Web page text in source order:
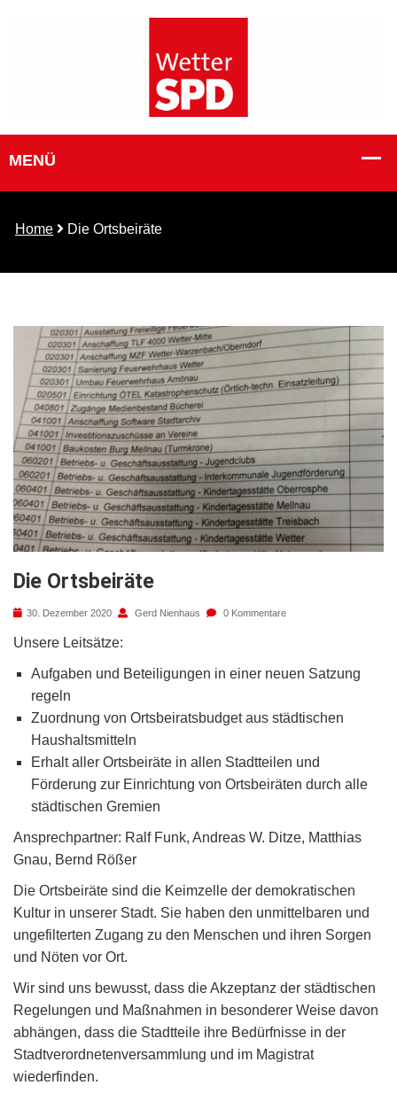
Home Die Ortsbeiräte
Die Ortsbeiräte
30. Dezember 2020 Gerd Nienhaus 0 Kommentare
Unsere Leitsätze:
Aufgaben und Beteiligungen in einer neuen Satzung
regeln
Zuordnung von Ortsbeiratsbudget aus städtischen
Haushaltsmitteln
Erhalt aller Ortsbeiräte in allen Stadtteilen und
Förderung zur Einrichtung von Ortsbeiräten durch alle
städtischen Gremien
Ansprechpartner: Ralf Funk, Andreas W. Ditze, Matthias
Gnau, Bernd Rößer
Die Ortsbeiräte sind die Keimzelle der demokratischen
Kultur in unserer Stadt. Sie haben den unmittelbaren und
ungefilterten Zugang zu den Menschen und ihren Sorgen
und Nöten vor Ort.
Wir sind uns bewusst, dass die Akzeptanz der städtischen
Regelungen und Maßnahmen in besonderer Weise davon
abhängen, dass die Stadtteile ihre Bedürfnisse in der
Stadtverordnetenversammlung und im Magistrat
wiederfinden.